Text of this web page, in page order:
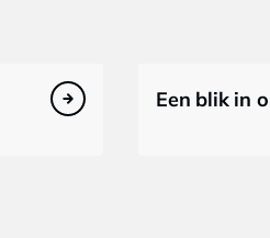
Een blik in